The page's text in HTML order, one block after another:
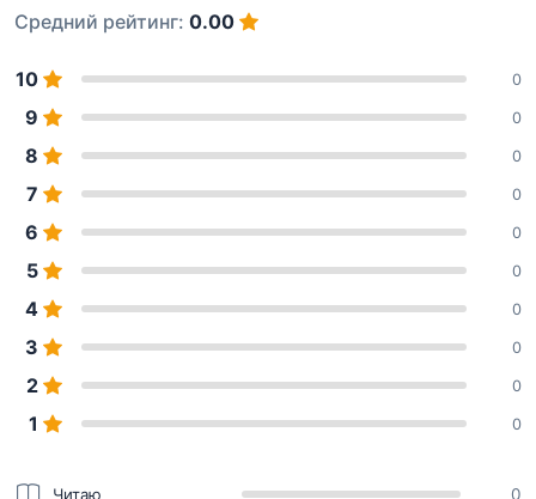
Средний рейтинг: 0.00
10 0
9 0
8 0
7 0
6 0
5 0
4 0
3 0
2 0
1 0
Читаю 0